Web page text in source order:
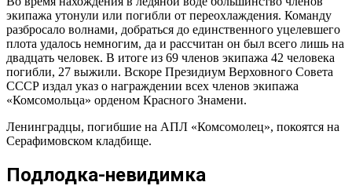
экипажа утонули или погибли от переохлаждения. Команду
разбросало волнами, добраться до единственного уцелевшего
плота удалось немногим, да и рассчитан он был всего лишь на
двадцать человек. В итоге из 69 членов экипажа 42 человека
погибли, 27 выжили. Вскоре Президиум Верховного Совета
СССР издал указ о награждении всех членов экипажа
«Комсомольца» орденом Красного Знамени.
Ленинградцы, погибшие на АПЛ «Комсомолец», покоятся на
Серафимовском кладбище.
Подлодка-невидимка